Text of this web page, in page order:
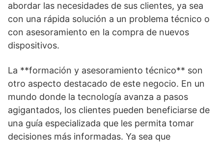
abordar las necesidades de sus clientes, ya sea
con una rápida solución a un problema técnico o
con asesoramiento en la compra de nuevos
dispositivos.
La **formación y asesoramiento técnico** son
otro aspecto destacado de este negocio. En un
mundo donde la tecnología avanza a pasos
agigantados, los clientes pueden beneficiarse de
una guía especializada que les permita tomar
decisiones más informadas. Ya sea que